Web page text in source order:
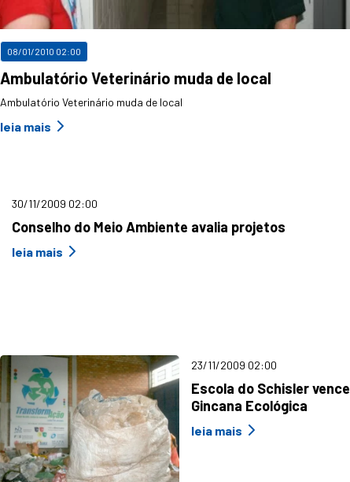
08/01/2010 02:00
Ambulatório Veterinário muda de local
Ambulatório Veterinário muda de local
leia mais
30/11/2009 02:00
Conselho do Meio Ambiente avalia projetos
leia mais
23/11/2009 02:00
Escola do Schisler vence
Gincana Ecológica
leia mais